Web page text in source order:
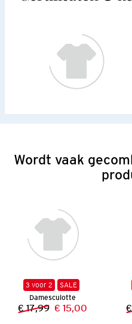
Wordt vaak
3 voor 2
SALE
Damesculotte
Vorige prijs:
€ 17,99 Nieuwe prijs:
€ 15,00